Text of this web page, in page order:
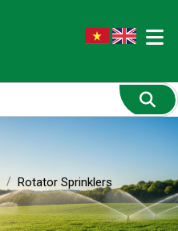
Rotator Sprinklers